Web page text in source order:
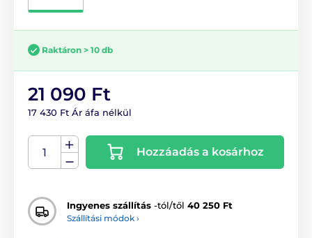
Raktáron > 10 db
21 090 Ft
17 430 Ft Ár áfa nélkül
Hozzáadás a kosárhoz
Ingyenes szállítás -tól/től 40 250 Ft
Szállítási módok ›